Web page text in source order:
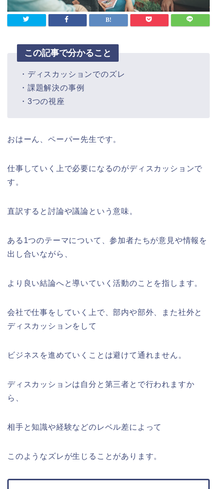
この記事で分かること
・ディスカッションでのズレ
・課題解決の事例
・3つの視座
おはーん、ペーパー先生です。
仕事していく上で必要になるのがディスカッションで
す。
直訳すると討論や議論という意味。
ある1つのテーマについて、参加者たちが意見や情報を
出し合いながら、
より良い結論へと導いていく活動のことを指します。
会社で仕事をしていく上で、部内や部外、また社外と
ディスカッションをして
ビジネスを進めていくことは避けて通れません。
ディスカッションは自分と第三者とで行われますか
ら、
相手と知識や経験などのレベル差によって
このようなズレが生じることがあります。